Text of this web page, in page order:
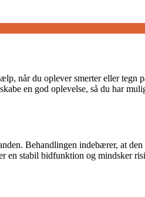
når du oplever smerter eller tegn
en god oplevelse, så du har
Behandlingen indebærer, at
en stabil bidfunktion og mindsker